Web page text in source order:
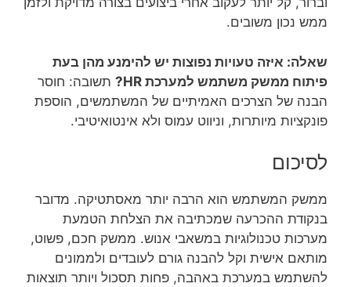
ממש נכון משובים.
שאלה: איזה טעויות נפוצות יש להימנע מהן בעת
פיתוח ממשק משתמש למערכת HR?
תשובה: חוסר
הבנה של הצרכים האמיתיים של המשתמשים, הוספת
פונקציות מיותרות, וניווט עמוס ולא אינטואיטיבי.
לסיכום
ממשק המשתמש הוא הרבה יותר מאסתטיקה. מדובר
בנקודת ההכרעה שמכתיבה את הצלחת הטמעת
מערכות טכנולוגיות במשאבי אנוש. ממשק חכם, פשוט,
מותאם אישית וקל להבנה גורם לעובדים ולממונים
להשתמש במערכת באהבה, פחות תסכול ויותר תוצאות